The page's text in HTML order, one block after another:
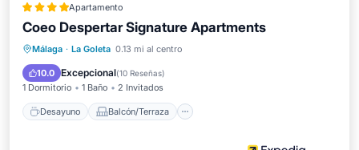
Apartamento
Coeo Despertar Signature Apartments
Málaga · La Goleta 0.13 mi al centro
10.0 Excepcional(10 Reseñas)
1 Dormitorio 1 Baño 2 Invitados
Desayuno Balcón/Terraza
Desayuno Balcón/Terraza
Aire acondicionado